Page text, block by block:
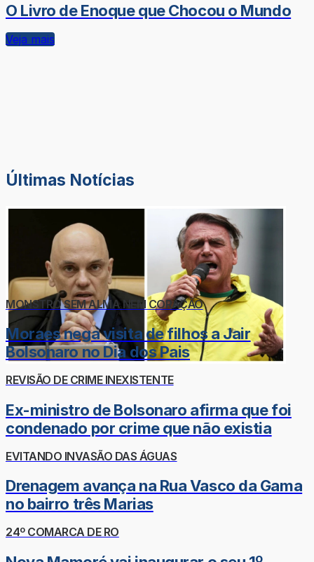
O Livro de Enoque que Chocou o Mundo
Veja mais
Últimas Notícias
MONSTRO SEM ALMA NEM CORAÇÃO
Moraes nega visita de filhos a Jair
Bolsonaro no Dia dos Pais
REVISÃO DE CRIME INEXISTENTE
Ex-ministro de Bolsonaro afirma que foi
condenado por crime que não existia
EVITANDO INVASÃO DAS ÁGUAS
Drenagem avança na Rua Vasco da Gama
no bairro três Marias
24º COMARCA DE RO